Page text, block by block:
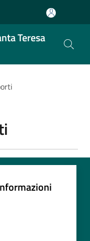
Teresa